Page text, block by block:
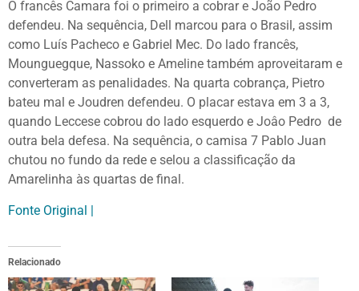
O francês Camara foi o primeiro a cobrar e João Pedro
defendeu. Na sequência, Dell marcou para o Brasil, assim
como Luís Pacheco e Gabriel Mec. Do lado francês,
Mounguegque, Nassoko e Ameline também aproveitaram e
converteram as penalidades. Na quarta cobrança, Pietro
bateu mal e Joudren defendeu. O placar estava em 3 a 3,
quando Leccese cobrou do lado esquerdo e Joâo Pedro de
outra bela defesa. Na sequência, o camisa 7 Pablo Juan
chutou no fundo da rede e selou a classificação da
Amarelinha às quartas de final.
Fonte Original |
Relacionado